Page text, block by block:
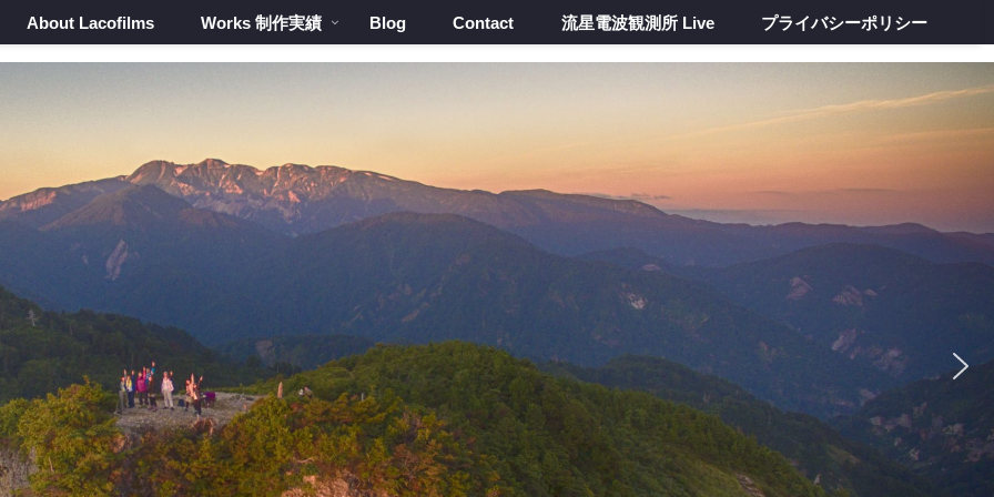
About Lacofilms Works 制作実績 Blog Contact 流星電波観測所 Live プライバシーポリシー